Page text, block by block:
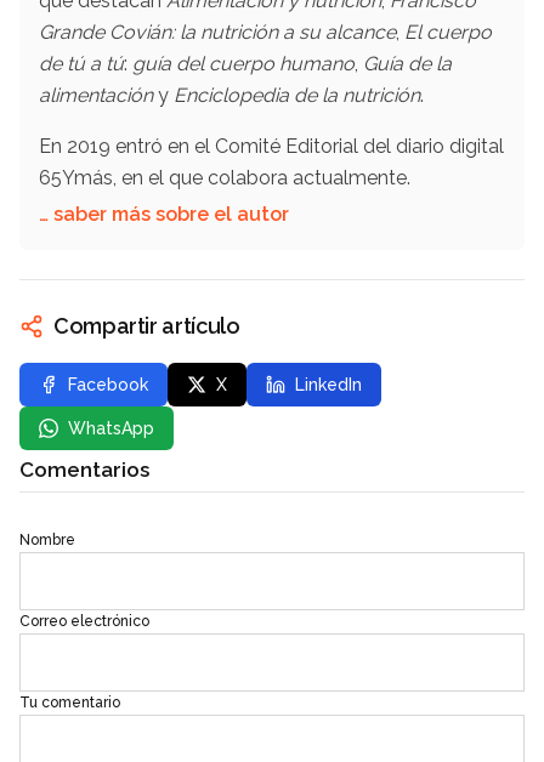
Grande Covián: la nutrición a su alcance, El cuerpo
de tú a tú: guía del cuerpo humano Guía de la
alimentacióny Enciclopedia de la nutrición.
En 2019 entró en el Comité Editorial del diario digital
65Ymás, en el que colabora actualmente.
… saber más sobre el autor
Compartir artículo
Facebook X LinkedIn
WhatsApp
Comentarios
Nombre
Correo electrónico
Tu comentario